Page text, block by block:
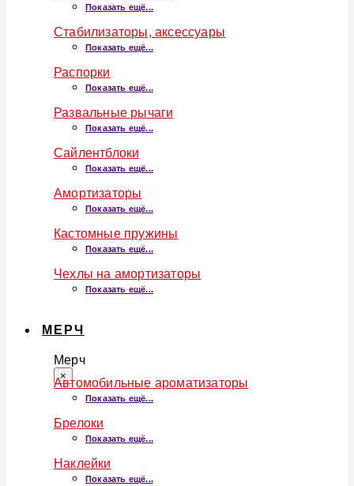
Показать ещё...
Стабилизаторы, аксессуары
Показать ещё...
Распорки
Показать ещё...
Развальные рычаги
Показать ещё...
Сайлентблоки
Показать ещё...
Амортизаторы
Показать ещё...
Кастомные пружины
Показать ещё...
Чехлы на амортизаторы
Показать ещё...
МЕРЧ
Мерч
×
Автомобильные ароматизаторы
Показать ещё...
Брелоки
Показать ещё...
Наклейки
Показать ещё...